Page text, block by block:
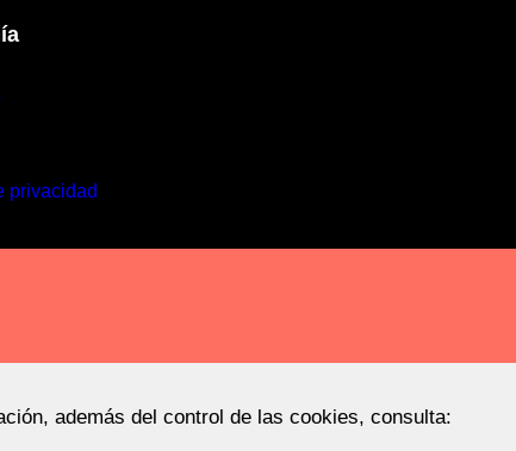
privacidad
además del control de las cookies, consulta: